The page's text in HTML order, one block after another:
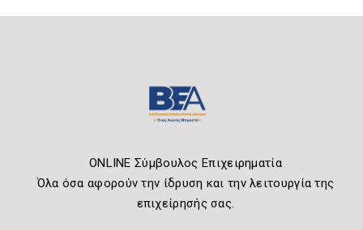
ONLINE Σύμβουλος Επιχειρηματία
Όλα όσα αφορούν την ίδρυση και την λειτουργία της
επιχείρησής σας.